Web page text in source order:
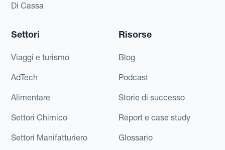
Di Cassa
Settori
Viaggi e turismo
AdTech
Alimentare
Settori Chimico
Settori Manifatturiero
Risorse
Blog
Podcast
Storie di successo
Report e case study
Glossario